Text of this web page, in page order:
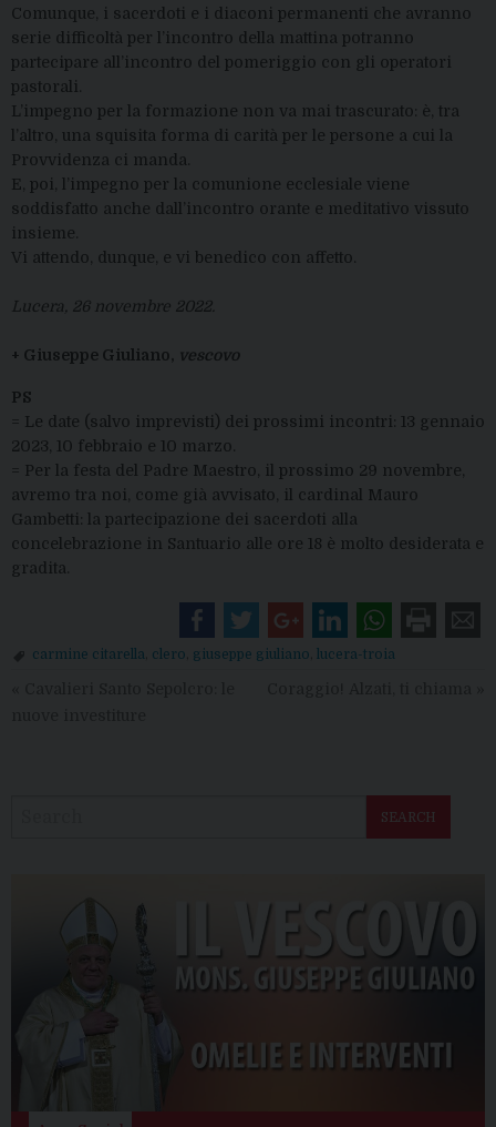
Comunque, i sacerdoti e i diaconi permanenti che avranno
serie difficoltà per l’incontro della mattina potranno
partecipare all’incontro del pomeriggio con gli operatori
pastorali.
L’impegno per la formazione non va mai trascurato: è, tra
l’altro, una squisita forma di carità per le persone a cui la
Provvidenza ci manda.
E, poi, l’impegno per la comunione ecclesiale viene
soddisfatto anche dall’incontro orante e meditativo vissuto
insieme.
Vi attendo, dunque, e vi benedico con affetto.
Lucera, 26 novembre 2022.
+ Giuseppe Giuliano, vescovo
PS
= Le date (salvo imprevisti) dei prossimi incontri: 13 gennaio
2023, 10 febbraio e 10 marzo.
= Per la festa del Padre Maestro, il prossimo 29 novembre,
avremo tra noi, come già avvisato, il cardinal Mauro
Gambetti: la partecipazione dei sacerdoti alla
concelebrazione in Santuario alle ore 18 è molto desiderata e
gradita.
carmine citarella clero giuseppe giuliano lucera-troia
SEARCH